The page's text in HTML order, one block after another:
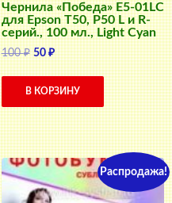
Чернила «Победа» E5-01LC
для Epson T50, P50 L и R-
серий., 100 мл., Light Cyan
100₽ Первоначальная
цена
составляла
50₽Текущая
цена:
50 ₽.
В КОРЗИНУ
Распродажа!